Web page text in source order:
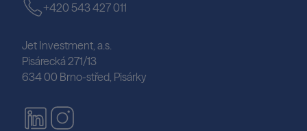
+420 543 427 011
Jet Investment, a.s.
Pisárecká 271/13
634 00 Brno-střed, Pisárky